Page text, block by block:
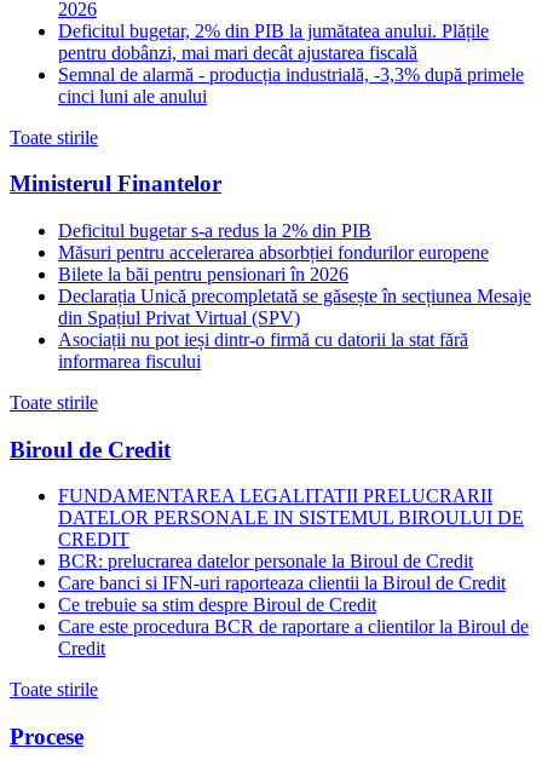
2026
Deficitul bugetar, 2% din PIB la jumătatea anului. Plățile
pentru dobânzi, mai mari decât ajustarea fiscală
Semnal de alarmă - producția industrială, -3,3% după primele
cinci luni ale anului
Toate stirile
Ministerul Finantelor
Deficitul bugetar s-a redus la 2% din PIB
Măsuri pentru accelerarea absorbției fondurilor europene
Bilete la băi pentru pensionari în 2026
Declarația Unică precompletată se găsește în secțiunea Mesaje
din Spațiul Privat Virtual (SPV)
Asociații nu pot ieși dintr-o firmă cu datorii la stat fără
informarea fiscului
Toate stirile
Biroul de Credit
FUNDAMENTAREA LEGALITATII PRELUCRARII
DATELOR PERSONALE IN SISTEMUL BIROULUI DE
CREDIT
BCR: prelucrarea datelor personale la Biroul de Credit
Care banci si IFN-uri raporteaza clientii la Biroul de Credit
Ce trebuie sa stim despre Biroul de Credit
Care este procedura BCR de raportare a clientilor la Biroul de
Credit
Toate stirile
Procese